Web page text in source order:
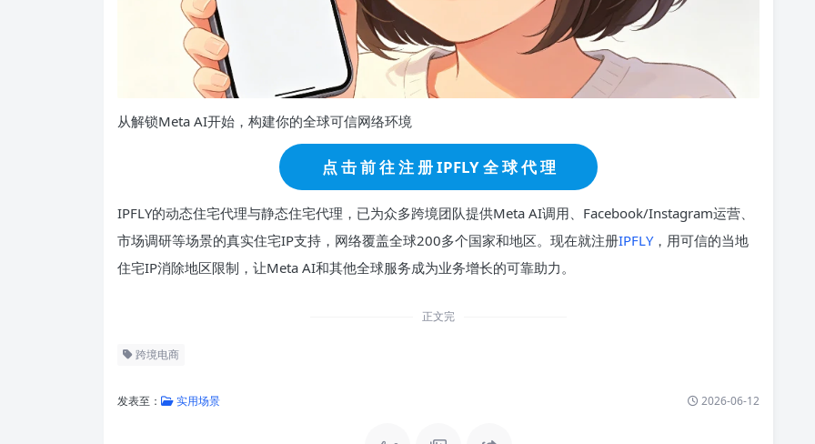
从解锁Meta AI开始，构建你的全球可信网络环境
点 击 前 往 注 册 IPFLY 全 球 代 理
IPFLY的动态住宅代理与静态住宅代理，已为众多跨境团队提供Meta AI调用、Facebook/Instagram运营、
市场调研等场景的真实住宅IP支持，网络覆盖全球200多个国家和地区。现在就注册IPFLY，用可信的当地
住宅IP消除地区限制，让Meta AI和其他全球服务成为业务增长的可靠助力。
正文完
跨境电商
发表至： 实用场景 2026-06-12